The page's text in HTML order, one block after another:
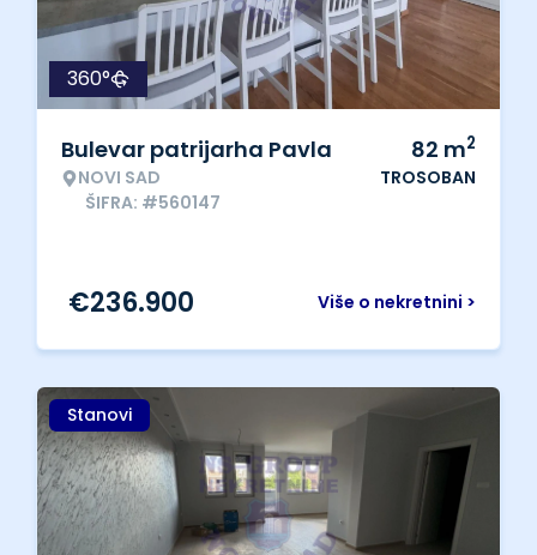
360°
Bulevar patrijarha Pavla
NOVI SAD
ŠIFRA: #560147
82 m2
TROSOBAN
Više o nekretnini >
€236.900
Stanovi